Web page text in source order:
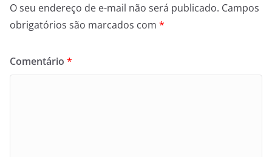
O seu endereço de e-mail não será publicado. Campos
obrigatórios são marcados com *
Comentário *